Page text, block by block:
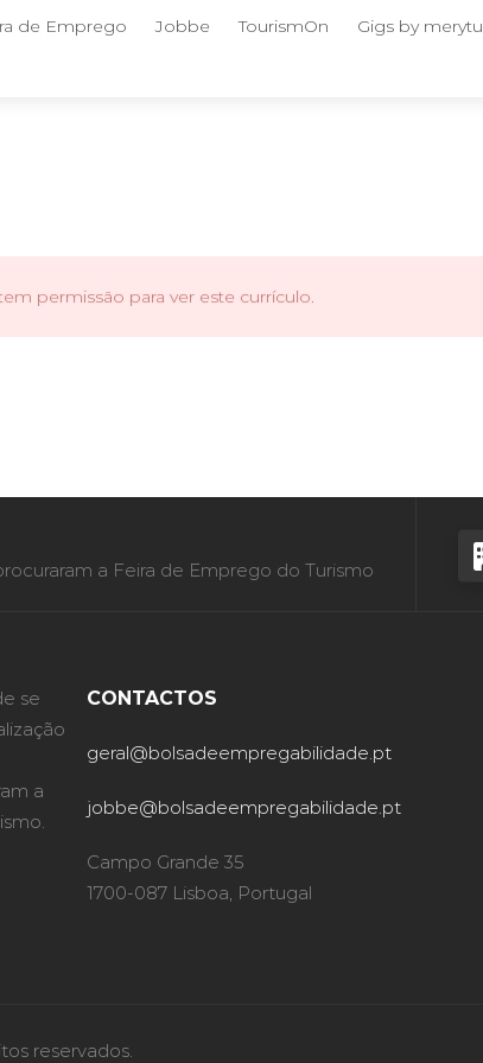
de Emprego Jobbe TourismOn Gigs by merytu
permissão para ver este currículo.
a Feira de Emprego do Turismo
se
a
CONTACTOS
geral@bolsadeempregabilidade.pt
jobbe@bolsadeempregabilidade.pt
Campo Grande 35
1700-087 Lisboa, Portugal
reservados.